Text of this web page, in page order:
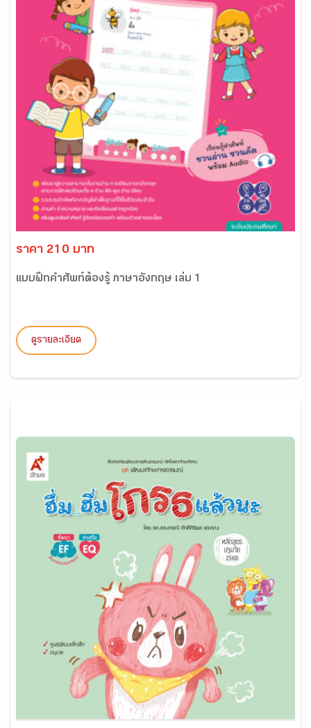
ราคา 210 บาท
แบบฝึกคำศัพท์ต้องรู้ ภาษาอังกฤษ เล่ม 1
ดูรายละเอียด